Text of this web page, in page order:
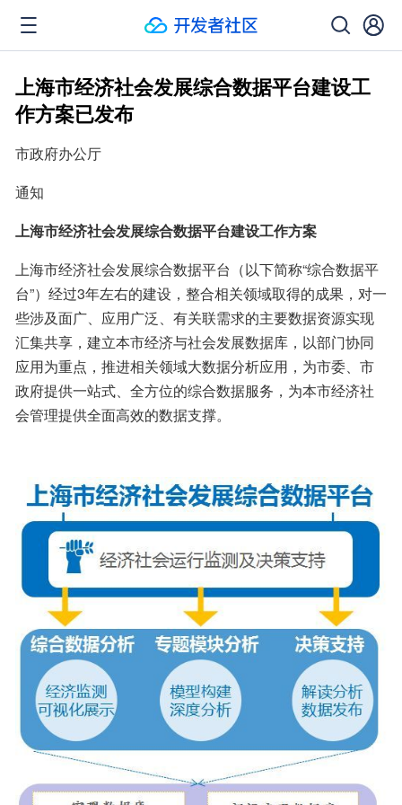
上海市经济社会发展综合数据平台建设工
作方案已发布
市政府办公厅
通知
上海市经济社会发展综合数据平台建设工作方案
上海市经济社会发展综合数据平台（以下简称“综合数据平
台”）经过3年左右的建设，整合相关领域取得的成果，对一
些涉及面广、应用广泛、有关联需求的主要数据资源实现
汇集共享，建立本市经济与社会发展数据库，以部门协同
应用为重点，推进相关领域大数据分析应用，为市委、市
政府提供一站式、全方位的综合数据服务，为本市经济社
会管理提供全面高效的数据支撑。